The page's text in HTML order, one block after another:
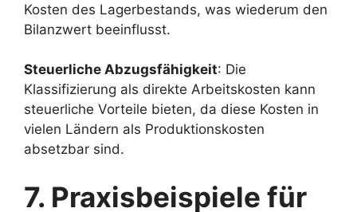
Kosten des Lagerbestands, was wiederum den
Bilanzwert beeinflusst.
Steuerliche Abzugsfähigkeit: Die
Klassifizierung als direkte Arbeitskosten kann
steuerliche Vorteile bieten, da diese Kosten in
vielen Ländern als Produktionskosten
absetzbar sind.
7. Praxisbeispiele für